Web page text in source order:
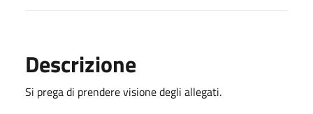
Descrizione
Si prega di prendere visione degli allegati.